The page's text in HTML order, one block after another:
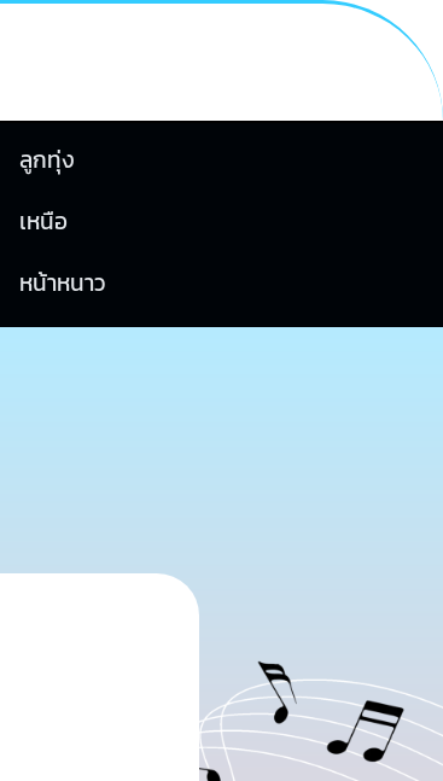
ลูกทุ่ง
เหนือ
หน้าหนาว